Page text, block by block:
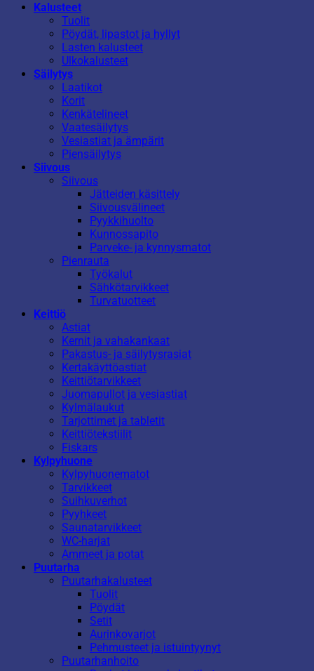
Kalusteet
Tuolit
Pöydät, lipastot ja hyllyt
Lasten kalusteet
Ulkokalusteet
Säilytys
Laatikot
Korit
Kenkätelineet
Vaatesäilytys
Vesiastiat ja ämpärit
Piensäilytys
Siivous
Siivous
Jätteiden käsittely
Siivousvälineet
Pyykkihuolto
Kunnossapito
Parveke- ja kynnysmatot
Pienrauta
Työkalut
Sähkötarvikkeet
Turvatuotteet
Keittiö
Astiat
Kernit ja vahakankaat
Pakastus- ja säilytysrasiat
Kertakäyttöastiat
Keittiötarvikkeet
Juomapullot ja vesiastiat
Kylmälaukut
Tarjottimet ja tabletit
Keittiötekstiilit
Fiskars
Kylpyhuone
Kylpyhuonematot
Tarvikkeet
Suihkuverhot
Pyyhkeet
Saunatarvikkeet
WC-harjat
Ammeet ja potat
Puutarha
Puutarhakalusteet
Tuolit
Pöydät
Setit
Aurinkovarjot
Pehmusteet ja istuintyynyt
Puutarhanhoito